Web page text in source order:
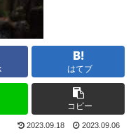
はてブ
コピー
2023.09.18 2023.09.06